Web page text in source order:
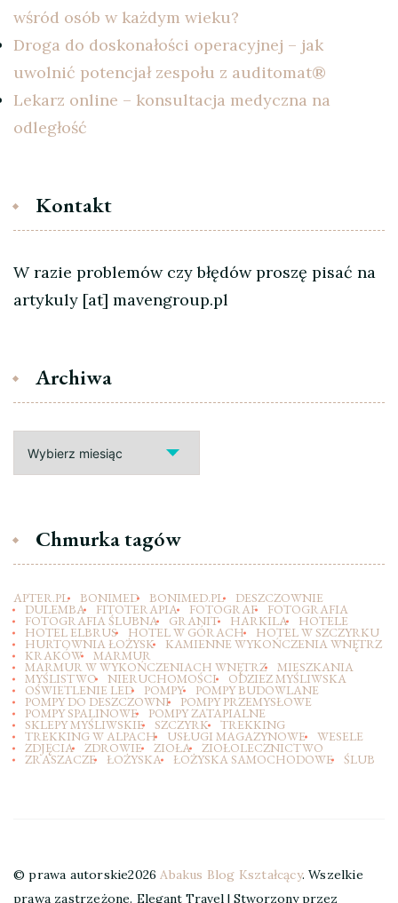
wśród osób w każdym wieku?
Droga do doskonałości operacyjnej – jak
uwolnić potencjał zespołu z auditomat®
Lekarz online – konsultacja medyczna na
odległość
Kontakt
W razie problemów czy błędów proszę pisać na
artykuly [at] mavengroup.pl
Archiwa
Chmurka tagów
APTER.PL BONIMED BONIMED.PL DESZCZOWNIE
DULEMBA FITOTERAPIA FOTOGRAF FOTOGRAFIA
FOTOGRAFIA ŚLUBNA GRANIT HARKILA HOTELE
HOTEL ELBRUS HOTEL W GÓRACH HOTEL W SZCZYRKU
HURTOWNIA ŁOŻYSK KAMIENNE WYKOŃCZENIA WNĘTRZ
KRAKÓW MARMUR
MARMUR W WYKOŃCZENIACH WNĘTRZ MIESZKANIA
MYŚLISTWO NIERUCHOMOŚCI ODZIEZ MYŚLIWSKA
OŚWIETLENIE LED POMPY POMPY BUDOWLANE
POMPY DO DESZCZOWNI POMPY PRZEMYSŁOWE
POMPY SPALINOWE POMPY ZATAPIALNE
SKLEPY MYŚLIWSKIE SZCZYRK TREKKING
TREKKING W ALPACH USŁUGI MAGAZYNOWE WESELE
ZDJĘCIA ZDROWIE ZIOŁA ZIOŁOLECZNICTWO
ZRASZACZE ŁOŻYSKA ŁOŻYSKA SAMOCHODOWE ŚLUB
© prawa autorskie2026Abakus Blog Kształcący. Wszelkie
prawa zastrzeżone. Elegant Travel | Stworzony przez